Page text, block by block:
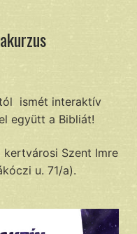
ismét interaktív
együtt a Bibliát!
kertvárosi Szent Imre
u. 71/a).